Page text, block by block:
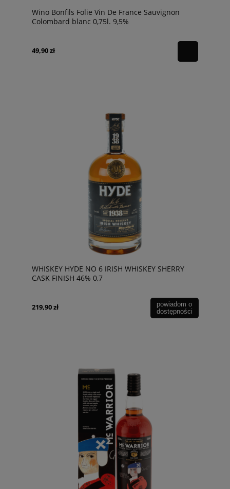
Wino Bonfils Folie Vin De France Sauvignon
Colombard blanc 0,75l. 9,5%
49,90 zł
WHISKEY HYDE NO 6 IRISH WHISKEY SHERRY
CASK FINISH 46% 0,7
219,90 zł
powiadom o
dostępności